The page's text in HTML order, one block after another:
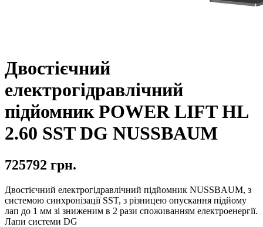
Двостієчний
електрогідравлічний
підйомник POWER LIFT HL
2.60 SST DG NUSSBAUM
725792 грн.
Двостієчний електрогідравлічний підйомник NUSSBAUM, з
системою синхронізації SST, з різницею опускання підйому
лап до 1 мм зі зниженим в 2 рази споживанням електроенергії.
Лапи системи DG